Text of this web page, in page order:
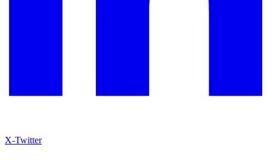
X-Twitter